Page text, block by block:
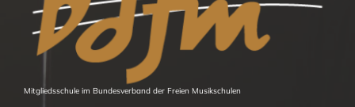
Mitgliedsschule im Bundesverband der Freien Musikschulen